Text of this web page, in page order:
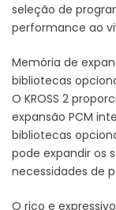
seleção de
performance ao
Memória de
bibliotecas
O KROSS 2
expansão PCM
bibliotecas
pode expandir os
necessidades de
O rico e